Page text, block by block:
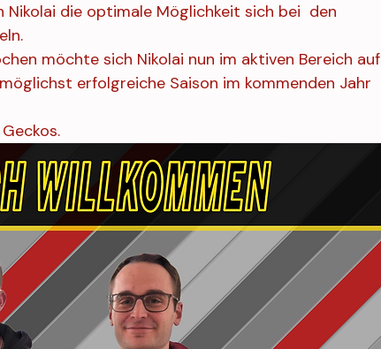
die optimale Möglichkeit sich bei  den
möchte sich Nikolai nun im aktiven Bereich auf
erfolgreiche Saison im kommenden Jahr